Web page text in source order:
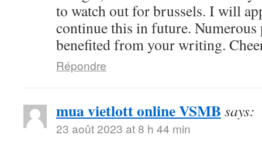
to watch out for brussels. I will
continue this in future.
benefited from your writing.
Répondre
mua vietlott online VSMB says:
23 août 2023 at 8 h 44 min